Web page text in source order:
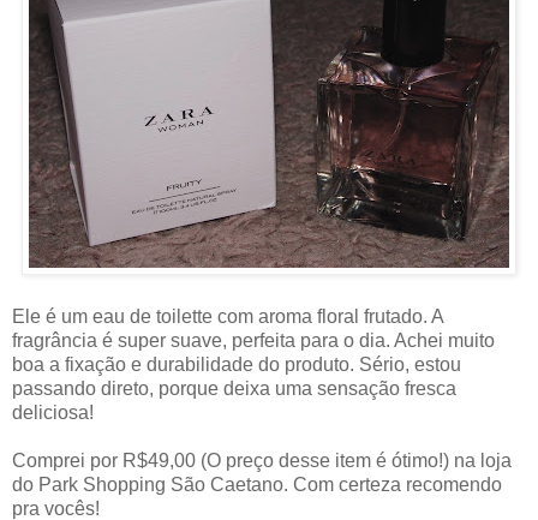
Ele é um eau de toilette com aroma floral frutado. A
fragrância é super suave, perfeita para o dia. Achei muito
boa a fixação e durabilidade do produto. Sério, estou
passando direto, porque deixa uma sensação fresca
deliciosa!
Comprei por R$49,00 (O preço desse item é ótimo!) na loja
do Park Shopping São Caetano. Com certeza recomendo
pra vocês!